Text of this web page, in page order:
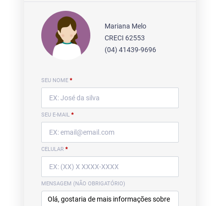
Mariana Melo
CRECI 62553
(04) 41439-9696
SEU NOME *
SEU E-MAIL *
CELULAR *
MENSAGEM (NÃO OBRIGATÓRIO)